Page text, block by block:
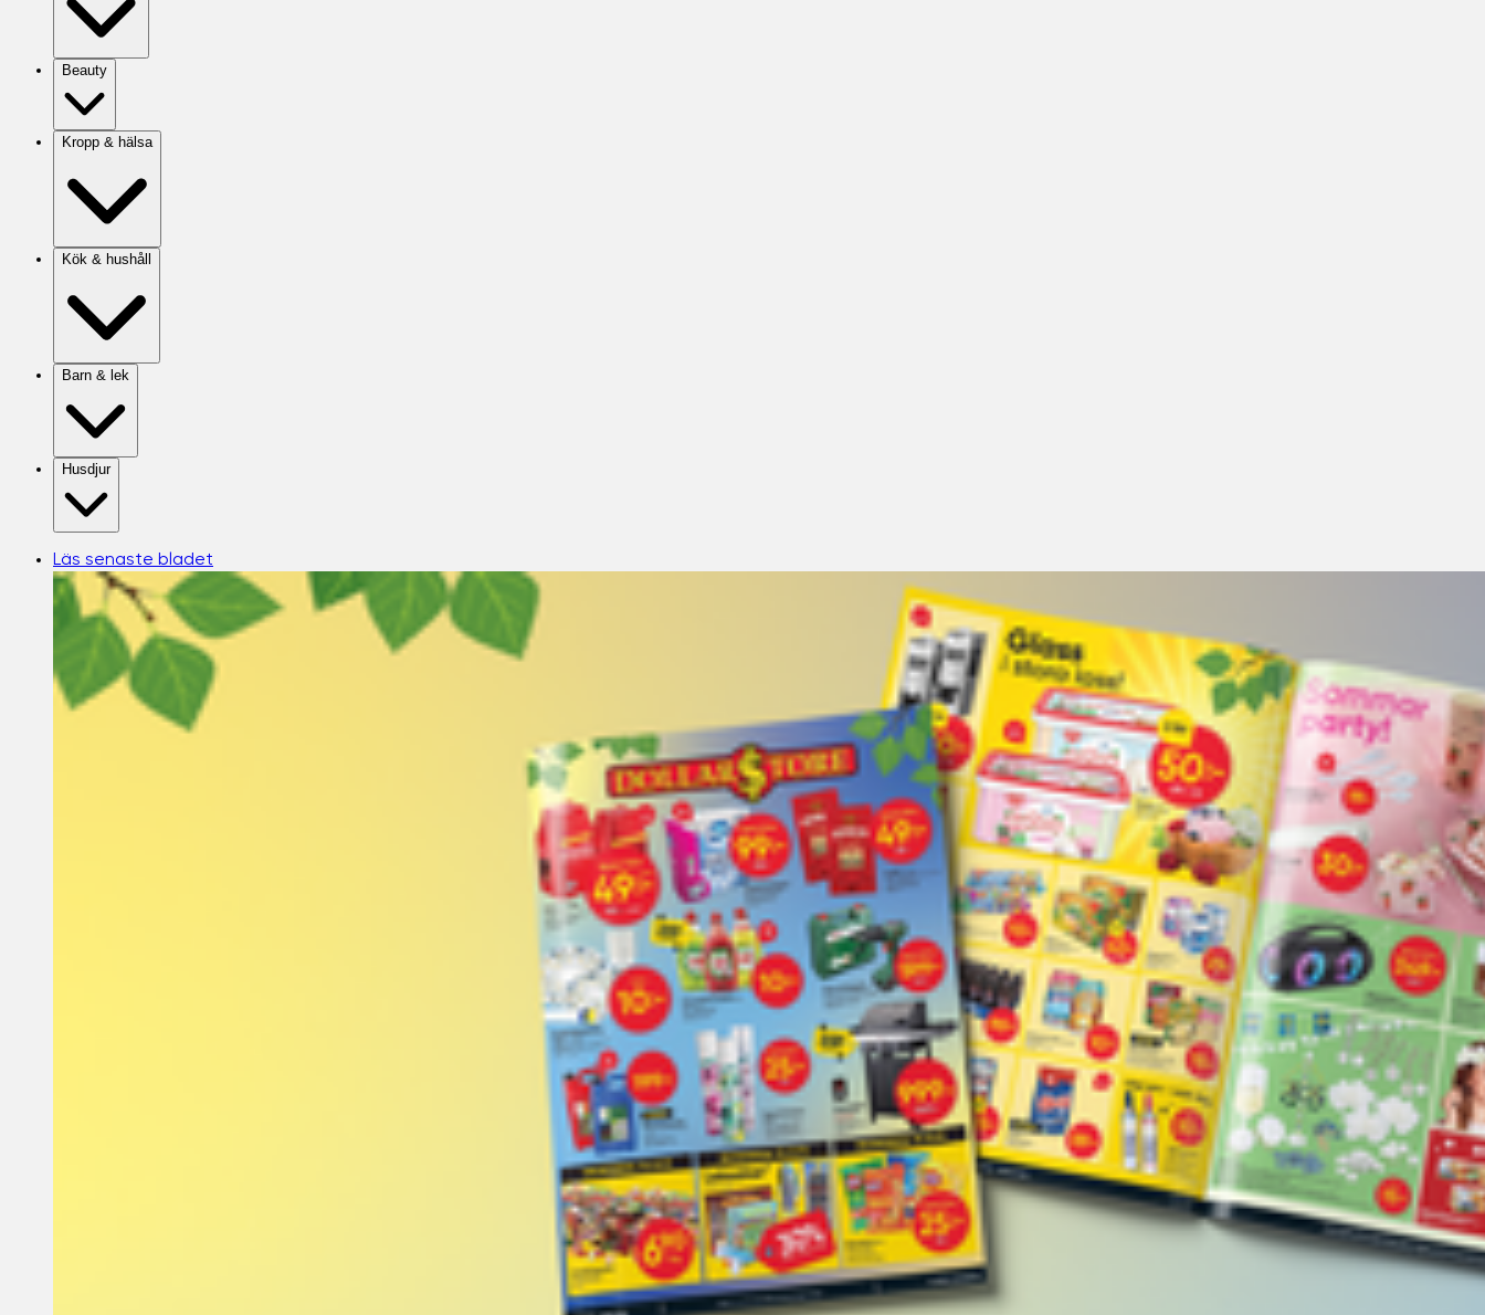
Beauty
Kropp & hälsa
Kök & hushåll
Barn & lek
Husdjur
Läs senaste bladet